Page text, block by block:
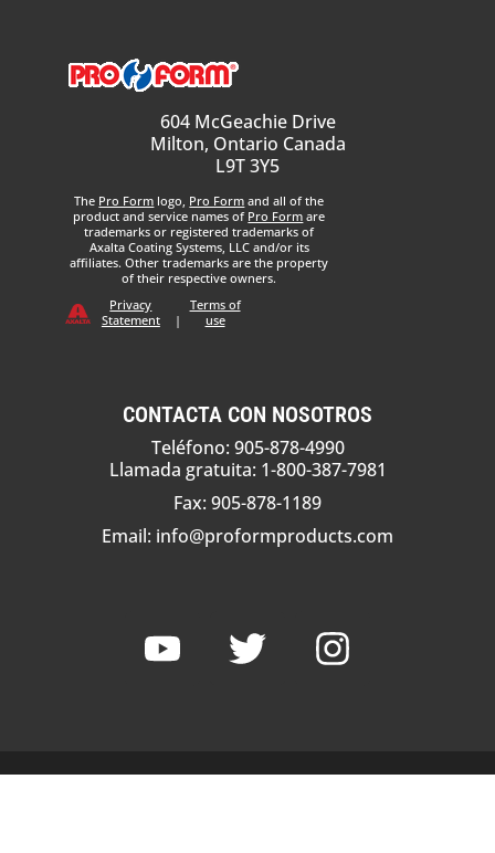
604 McGeachie Drive
Milton, Ontario Canada
L9T 3Y5
The Pro Form logo, Pro Form and all of the
product and service names of Pro Form are
trademarks or registered trademarks of
Axalta Coating Systems, LLC and/or its
affiliates. Other trademarks are the property
of their respective owners.
Privacy
Statement
|
Terms of
use
CONTACTA CON NOSOTROS
Teléfono: 905-878-4990
Llamada gratuita: 1-800-387-7981
Fax: 905-878-1189
Email: info@proformproducts.com